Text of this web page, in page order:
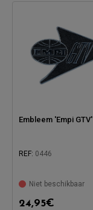
Embleem 'Empi GTV'
REF: 0446
Niet beschikbaar
24,95€